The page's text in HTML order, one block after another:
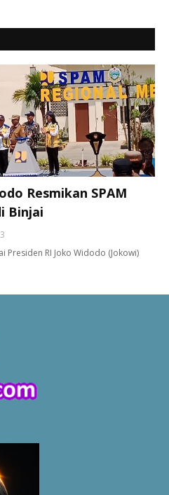
Resmikan SPAM
Binjai
Presiden RI Joko Widodo (Jokowi)